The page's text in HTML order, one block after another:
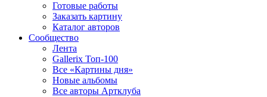
Готовые работы
Заказать картину
Каталог авторов
Сообщество
Лента
Gallerix Топ-100
Все «Картины дня»
Новые альбомы
Все авторы Артклуба